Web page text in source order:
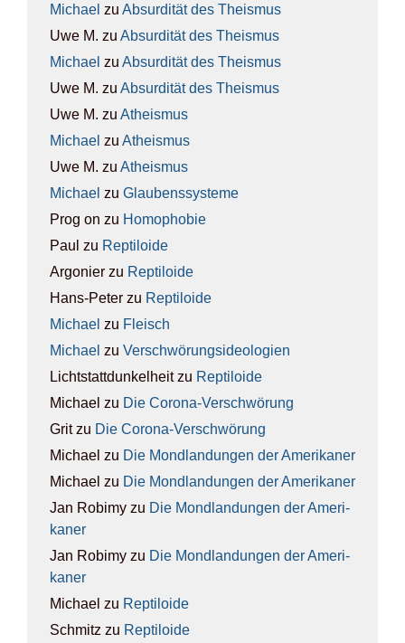
Michael zu Absur­di­tät des The­is­mus
Uwe M. zu Absur­di­tät des The­is­mus
Michael zu Absur­di­tät des The­is­mus
Uwe M. zu Absur­di­tät des The­is­mus
Uwe M. zu Athe­is­mus
Michael zu Athe­is­mus
Uwe M. zu Athe­is­mus
Michael zu Glau­bens­sys­te­me
Prog on zu Homo­pho­bie
Paul zu Rep­ti­lo­ide
Argonier zu Rep­ti­lo­ide
Hans-Peter zu Rep­ti­lo­ide
Michael zu Fleisch
Michael zu Ver­schwö­rungs­ideo­lo­gien
Lichtstattdunkelheitzu Rep­ti­lo­ide
Michael zu Die Coro­na-Ver­schwö­rung
Gritzu Die Coro­na-Ver­schwö­rung
Michael zu Die Mond­lan­dun­gen der Ame­ri­ka­ner
Michael zu Die Mond­lan­dun­gen der Ame­ri­ka­ner
Jan Robimy zu Die Mond­lan­dun­gen der Ame­ri­
ka­ner
Jan Robimy zu Die Mond­lan­dun­gen der Ame­ri­
ka­ner
Michael zu Rep­ti­lo­ide
Schmitz zu Rep­ti­lo­ide